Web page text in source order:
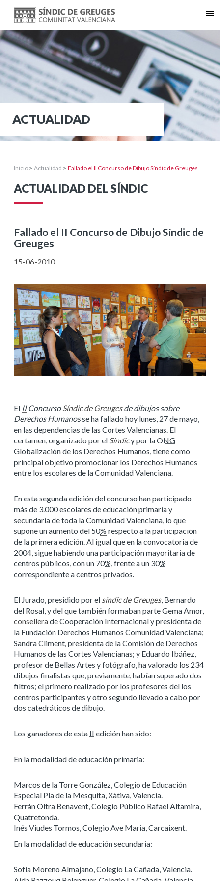
ACTUALIDAD
Inicio > Actualidad > Fallado el II Concurso de Dibujo Síndic de Greuges
ACTUALIDAD DEL SÍNDIC
Fallado el II Concurso de Dibujo Síndic de
Greuges
15-06-2010
El IIConcursoSíndic de Greugesde dibujos sobre
Derechos Humanosse ha fallado hoy lunes, 27 de mayo,
en las dependencias de las Cortes Valencianas. El
certamen, organizado por el Síndicy por laONG
Globalización de los Derechos Humanos, tiene como
principal objetivo promocionar los Derechos Humanos
entre los escolares de la Comunidad Valenciana.
En esta segunda edición del concurso han participado
más de 3.000 escolares de educación primaria y
secundaria de toda la Comunidad Valenciana, lo que
supone un aumento del 50% respecto a la participación
de la primera edición. Al igual que en la convocatoria de
2004, sigue habiendo una participación mayoritaria de
centros públicos, con un 70%, frente a un 30%
correspondiente a centros privados.
El Jurado, presidido por el síndic de Greuges, Bernardo
del Rosal, y del que también formaban parte Gema Amor,
consellerade Cooperación Internacional y presidenta de
la Fundación Derechos Humanos Comunidad Valenciana;
Sandra Climent, presidenta de la Comisión de Derechos
Humanos de las Cortes Valencianas; y Eduardo Ibáñez,
profesor de Bellas Artes y fotógrafo, ha valorado los 234
dibujos finalistas que, previamente, habían superado dos
filtros; el primero realizado por los profesores del los
centros participantes y otro segundo llevado a cabo por
dos catedráticos de dibujo.
Los ganadores de esta II edición han sido:
En la modalidad de educación primaria:
Marcos de la Torre González, Colegio de Educación
Especial Pla de la Mesquita, Xàtiva, Valencia.
Ferrán Oltra Benavent, Colegio Público Rafael Altamira,
Quatretonda.
Inés Viudes Tormos, Colegio Ave Maria, Carcaixent.
En la modalidad de educación secundaria:
Sofía Moreno Almajano, Colegio La Cañada, Valencia.